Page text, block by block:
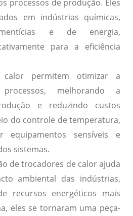
processos de produção. Eles
em indústrias químicas,
e de energia,
para a eficiência
permitem otimizar a
melhorando a
e reduzindo custos
do controle de temperatura,
equipamentos sensíveis e
sistemas.
de trocadores de calor ajuda
ambiental das indústrias,
recursos energéticos mais
eles se tornaram uma peça-